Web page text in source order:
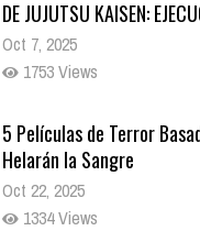
DE JUJUTSU KAISEN:
Oct 7, 2025
1753 Views
5 Películas de Terror
Helarán la Sangre
Oct 22, 2025
1334 Views